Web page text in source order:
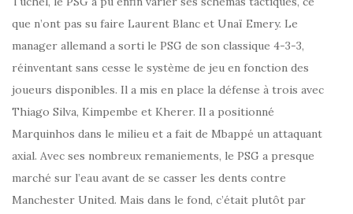
que n’ont pas su faire Laurent Blanc et Unaï Emery. Le
manager allemand a sorti le PSG de son classique 4-3-3,
réinventant sans cesse le système de jeu en fonction des
joueurs disponibles. Il a mis en place la défense à trois avec
Thiago Silva, Kimpembe et Kherer. Il a positionné
Marquinhos dans le milieu et a fait de Mbappé un attaquant
axial. Avec ses nombreux remaniements, le PSG a presque
marché sur l’eau avant de se casser les dents contre
Manchester United. Mais dans le fond, c’était plutôt par